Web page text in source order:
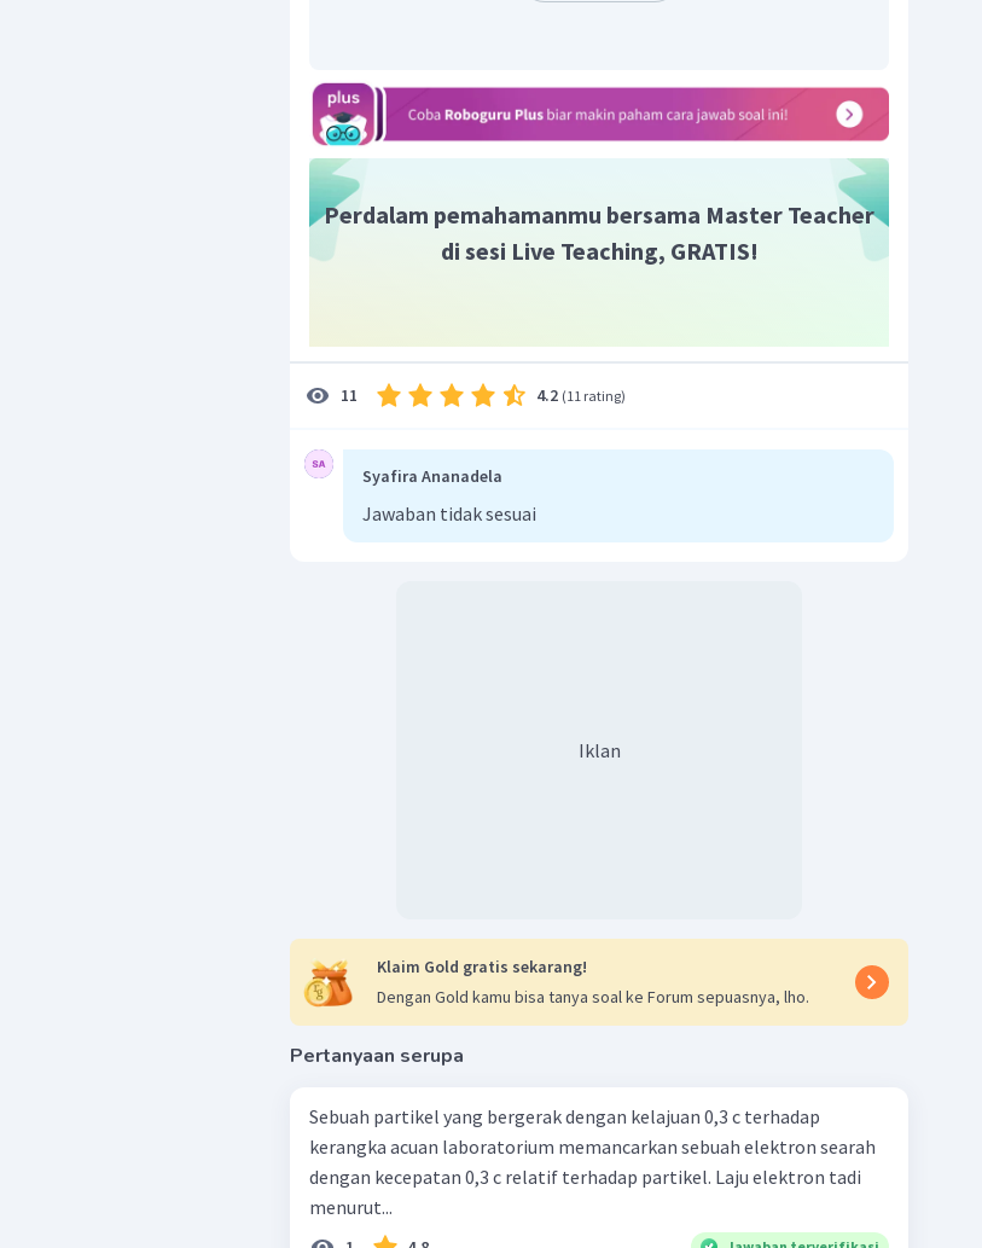
b.Kecepatan pesawat B menurut pilot di pesawat A:
c.Kecepatan pesawat A menurut pengamat di Bumi:
Kecepatan pesawat B menurut pengamat di Bumi:
Perdalam pemahamanmu bersama Master Teacher
di sesi Live Teaching, GRATIS!
11 4.2 (11 rating)
Syafira Ananadela
Jawaban tidak sesuai
Iklan
Klaim Gold gratis sekarang!
Dengan Gold kamu bisa tanya soal ke Forum sepuasnya, lho.
Pertanyaan serupa
Sebuah partikel yang bergerak dengan kelajuan 0,3 c terhadap
kerangka acuan laboratorium memancarkan sebuah elektron searah
dengan kecepatan 0,3 c relatif terhadap partikel. Laju elektron tadi
menurut...